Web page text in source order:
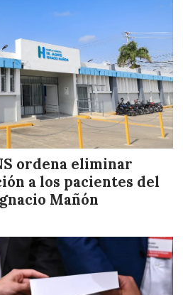
ordena eliminar
a los pacientes del
Mañón